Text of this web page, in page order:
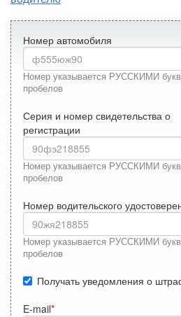
Номер автомобиля
Номер указывается РУССКИМИ
пробелов
Серия и номер свидетельства о
регистрации
Номер указывается РУССКИМИ
пробелов
Номер водительского
Номер указывается РУССКИМИ
пробелов
Получать уведомления о
E-mail